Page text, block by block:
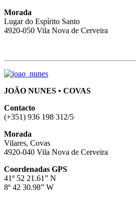
Morada
Lugar do Espírito Santo
4920-050 Vila Nova de Cerveira
JOÃO NUNES • COVAS
Contacto
(+351) 936 198 312/5
Morada
Vilares, Covas
4920-040 Vila Nova de Cerveira
Coordenadas GPS
41º 52 21.61” N
8º 42 30.98” W